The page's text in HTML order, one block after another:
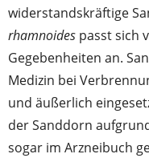
widerstandskräftige
rhamnoides passt sich
Gegebenheiten an.
Medizin bei
und äußerlich
der Sanddorn
sogar im Arzneibuch